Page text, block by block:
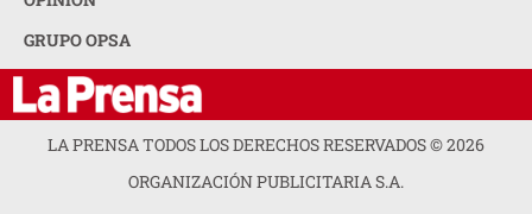
GRUPO OPSA
LA PRENSA TODOS LOS DERECHOS RESERVADOS ©2026
ORGANIZACIÓN PUBLICITARIA S.A.